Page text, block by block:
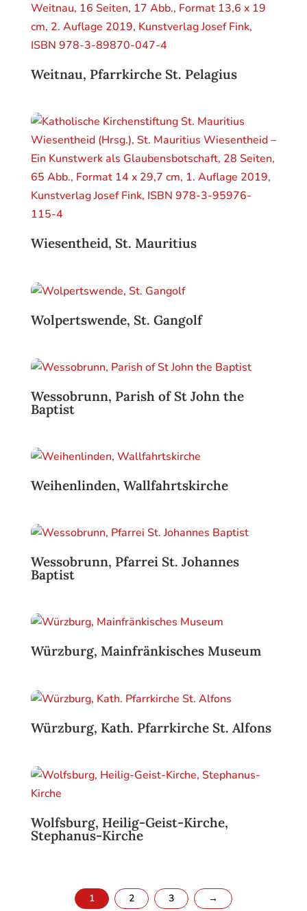
Weitnau, Pfarrkirche St. Pelagius
Wiesentheid, St. Mauritius
Wolpertswende, St. Gangolf
Wessobrunn, Parish of St John the
Baptist
Weihenlinden, Wallfahrtskirche
Wessobrunn, Pfarrei St. Johannes
Baptist
Würzburg, Mainfränkisches Museum
Würzburg, Kath. Pfarrkirche St. Alfons
Wolfsburg, Heilig-Geist-Kirche,
Stephanus-Kirche
1 2 3 →